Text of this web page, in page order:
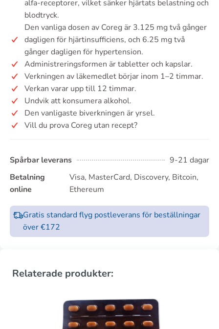
alfa-receptorer, vilket sänker hjärtats belastning och
blodtryck.
Den vanliga dosen av Coreg är 3.125 mg två gånger
dagligen för hjärtinsufficiens, och 6.25 mg två
gånger dagligen för hypertension.
Administreringsformen är tabletter och kapslar.
Verkningen av läkemedlet börjar inom 1–2 timmar.
Verkan varar upp till 12 timmar.
Undvik att konsumera alkohol.
Den vanligaste biverkningen är yrsel.
Vill du prova Coreg utan recept?
Spårbar leverans
9-21 dagar
Betalning
online
Visa, MasterCard, Discovery, Bitcoin,
Ethereum
Gratis standard flyg postleverans för beställningar
över €172
Relaterade produkter: